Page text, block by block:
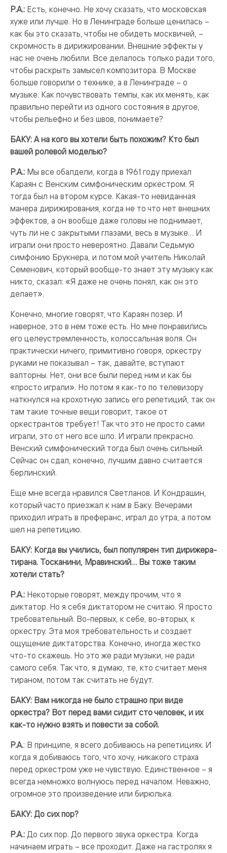
Р.А.: Есть, конечно. Не хочу сказать, что московская
хуже или лучше. Но в Ленинграде больше ценилась –
как бы это сказать, чтобы не обидеть москвичей, –
скромность в дирижировании. Внешние эффекты у
нас не очень любили. Все делалось только ради того,
чтобы раскрыть замысел композитора. В Москве
больше говорили о технике, а в Ленинграде – о
музыке. Как почувствовать темпы, как их менять, как
правильно перейти из одного состояния в другое,
чтобы рельефно и без швов, понимаете?
БАКУ: А на кого вы хотели быть похожим? Кто был
вашей ролевой моделью?
Р.А.: Мы все обалдели, когда в 1961 году приехал
Караян с Венским симфоническим оркестром. Я
тогда был на втором курсе. Какая-то невиданная
манера дирижирования, когда не то что нет внешних
эффектов, а он вообще даже головы не поднимает,
чуть ли не с закрытыми глазами, весь в музыке… И
играли они просто невероятно. Давали Седьмую
симфонию Брукнера, и потом мой учитель Николай
Семенович, который вообще-то знает эту музыку как
никто, сказал: «Я даже не очень понял, как он это
делает».
Конечно, многие говорят, что Караян позер. И
наверное, это в нем тоже есть. Но мне понравились
его целеустремленность, колоссальная воля. Он
практически ничего, примитивно говоря, оркестру
руками не показывал – так, давайте, вступают
валторны. Нет, они все были перед ним и как бы
«просто играли». Но потом я как-то по телевизору
наткнулся на крохотную запись его репетиций, так он
там такие точные вещи говорит, такое от
оркестрантов требует! Так что это не просто сами
играли, это от него все шло. И играли прекрасно.
Венский симфонический тогда был очень сильный.
Сейчас он сдал, конечно, лучшим давно считается
берлинский.
Еще мне всегда нравился Светланов. И Кондрашин,
который часто приезжал к нам в Баку. Вечерами
приходил играть в преферанс, играл до утра, а потом
шел на репетицию.
БАКУ: Когда вы учились, был популярен тип дирижера-
тирана. Тосканини, Мравинский… Вы тоже таким
хотели стать?
Р.А.: Некоторые говорят, между прочим, что я
диктатор. Но я себя диктатором не считаю. Я просто
требовательный. Во-первых, к себе, во-вторых, к
оркестру. Эта моя требовательность и создает
ощущение диктаторства. Конечно, иногда жестко
что-то скажешь. Но это же ради музыки, не ради
самого себя. Так что, я думаю, те, кто считает меня
тираном, потом так считать не будут.
БАКУ: Вам никогда не было страшно при виде
оркестра? Вот перед вами сидит сто человек, и их
как-то нужно взять и повести за собой.
Р.А.: В принципе, я всего добиваюсь на репетициях. И
когда я добиваюсь того, что хочу, никакого страха
перед оркестром уже не чувствую. Единственное – я
всегда немножко волнуюсь перед началом. Неважно,
огромное это произведение или бирюлька.
БАКУ: До сих пор?
Р.А.: До сих пор. До первого звука оркестра. Когда
начинаем играть – все проходит. Даже на гастролях я